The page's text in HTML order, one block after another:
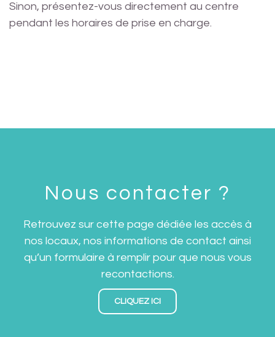
Sinon, présentez-vous directement au centre
pendant les horaires de prise en charge.
Nous contacter ?
Retrouvez sur cette page dédiée les accès à
nos locaux, nos informations de contact ainsi
qu’un formulaire à remplir pour que nous vous
recontactions.
CLIQUEZ ICI